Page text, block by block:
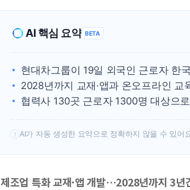
AI 핵심 요약 BETA
현대차그룹이 19일 외국인 근로자 한
2028년까지 교재·앱과 온오프라인 교
협력사 130곳 근로자 1300명 대상으
! AI가 자동 생성한 요약으로 정확하지 않을 수 있어
제조업 특화 교재·앱 개발…2028년까지 3년